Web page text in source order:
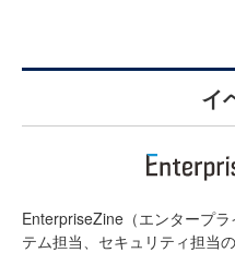
イ
EnterpriseZine（エンタープ
テム担当、セキュリティ担当